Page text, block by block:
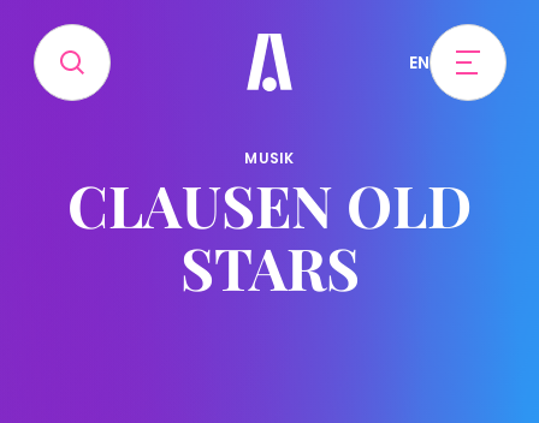
EN
MUSIK
CLAUSEN OLD
STARS